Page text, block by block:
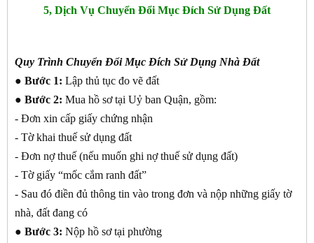
5, Dịch Vụ Chuyển Đổi Mục Đích Sử Dụng Đất
Quy Trình Chuyển Đổi Mục Đích Sử Dụng Nhà Đất
● Bước 1: Lập thủ tục đo vẽ đất
● Bước 2: Mua hồ sơ tại Uỷ ban Quận, gồm:
- Đơn xin cấp giấy chứng nhận
- Tờ khai thuế sử dụng đất
- Đơn nợ thuế (nếu muốn ghi nợ thuế sử dụng đất)
- Tờ giấy “mốc cắm ranh đất”
- Sau đó điền đủ thông tin vào trong đơn và nộp những giấy tờ
nhà, đất đang có
● Bước 3: Nộp hồ sơ tại phường